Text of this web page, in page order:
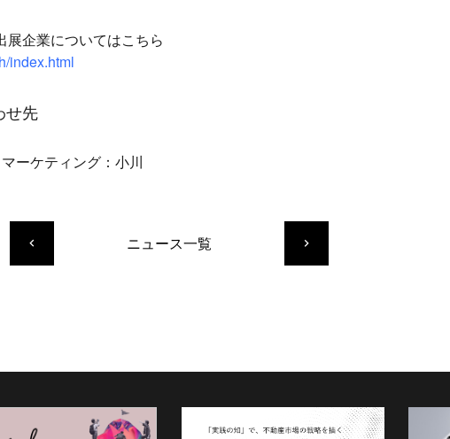
企業についてはこちら
index.html
せ先
ーケティング：小川
keyboard_arrow_left ニュース一覧 keyboard_arrow_right